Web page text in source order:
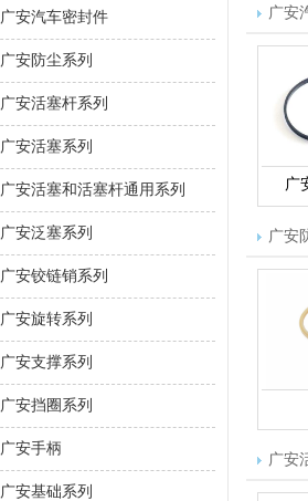
广安汽车密封件
广安防尘系列
广安活塞杆系列
广安活塞系列
广安活塞和活塞杆通用系列
广安泛塞系列
广安铰链销系列
广安旋转系列
广安支撑系列
广安挡圈系列
广安手柄
广安基础系列
广安
广
广安
广安